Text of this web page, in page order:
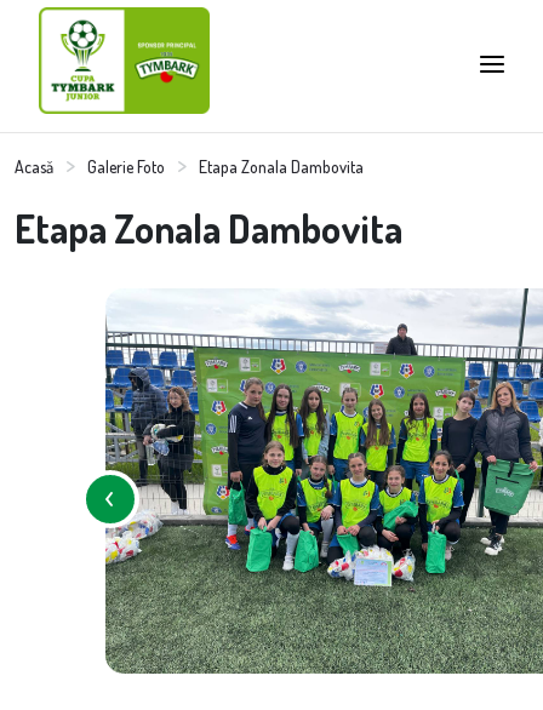
Acasă Galerie Foto Etapa Zonala Dambovita
Etapa Zonala Dambovita